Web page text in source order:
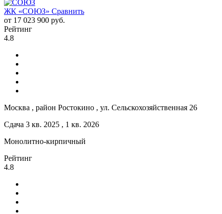
ЖК «СОЮЗ» Сравнить
от 17 023 900 руб.
Рейтинг
4.8
Москва , район Ростокино , ул. Сельскохозяйственная 26
Сдача 3 кв. 2025 , 1 кв. 2026
Монолитно-кирпичный
Рейтинг
4.8